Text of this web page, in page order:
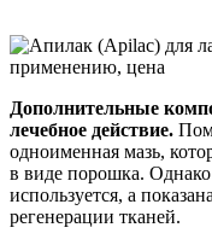
Дополнительные
лечебное действие.
одноименная мазь,
в виде порошка.
используется, а
регенерации тканей.